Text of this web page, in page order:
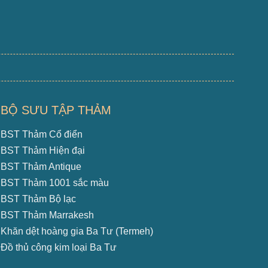
BỘ SƯU TẬP THẢM
BST Thảm Cổ điển
BST Thảm Hiện đại
BST Thảm Antique
BST Thảm 1001 sắc màu
BST Thảm Bộ lạc
BST Thảm Marrakesh
Khăn dệt hoàng gia Ba Tư (Termeh)
Đồ thủ công kim loại Ba Tư